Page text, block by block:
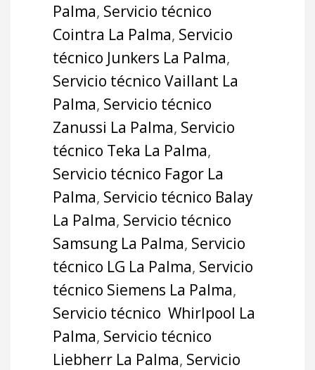
Palma, Servicio técnico
Cointra La Palma, Servicio
técnico Junkers La Palma,
Servicio técnico Vaillant La
Palma, Servicio técnico
Zanussi La Palma, Servicio
técnico Teka La Palma,
Servicio técnico Fagor La
Palma, Servicio técnico Balay
La Palma, Servicio técnico
Samsung La Palma, Servicio
técnico LG La Palma, Servicio
técnico Siemens La Palma,
Servicio técnico Whirlpool La
Palma, Servicio técnico
Liebherr La Palma, Servicio